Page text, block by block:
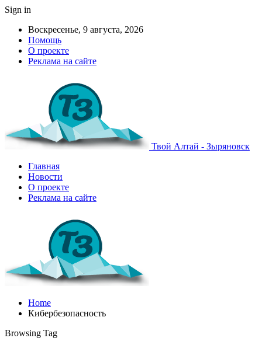
Sign in
Воскресенье, 9 августа, 2026
Помощь
О проекте
Реклама на сайте
Твой Алтай - Зыряновск
Главная
Новости
О проекте
Реклама на сайте
Home
Кибербезопасность
Browsing Tag